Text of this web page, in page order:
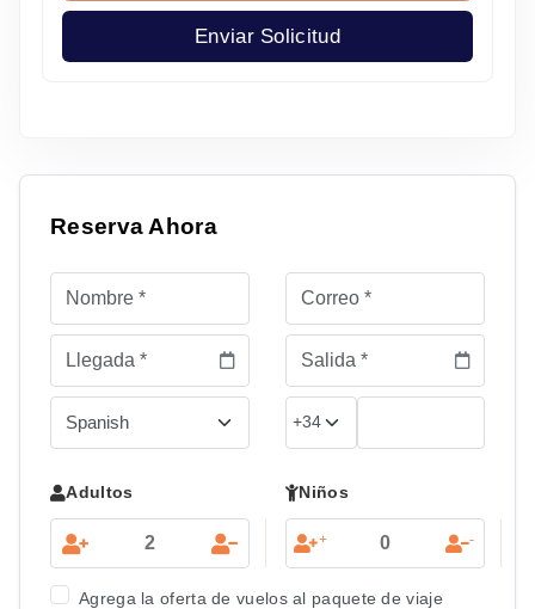
Enviar Solicitud
Reserva Ahora
Adultos Niños
+ -
Agrega la oferta de vuelos al paquete de viaje